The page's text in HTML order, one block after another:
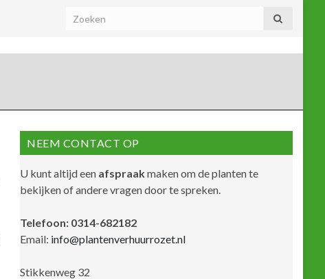
NEEM CONTACT OP
U kunt altijd een afspraakmaken om de planten te
bekijken of andere vragen door te spreken.
Telefoon: 0314-682182
Email: info@plantenverhuurrozet.nl
Stikkenweg 32